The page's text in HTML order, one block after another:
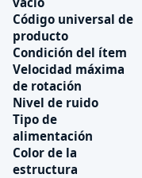
Código universal de
producto
Condición del ítem
Velocidad máxima
de rotación
Nivel de ruido
Tipo de
alimentación
Color de la
estructura